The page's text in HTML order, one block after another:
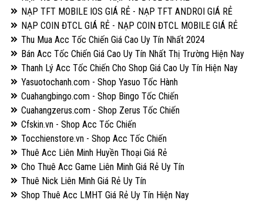
NẠP TFT MOBILE IOS GIÁ RẺ - NẠP TFT ANDROI GIÁ RẺ
NẠP COIN ĐTCL GIÁ RẺ - NẠP COIN ĐTCL MOBILE GIÁ RẺ
Thu Mua Acc Tốc Chiến Giá Cao Uy Tín Nhất 2024
Bán Acc Tốc Chiến Giá Cao Uy Tín Nhất Thị Trường Hiện Nay
Thanh Lý Acc Tốc Chiến Cho Shop Giá Cao Uy Tín Hiện Nay
Yasuotochanh.com - Shop Yasuo Tốc Hành
Cuahangbingo.com - Shop Bingo Tốc Chiến
Cuahangzerus.com - Shop Zerus Tốc Chiến
Cfskin.vn - Shop Acc Tốc Chiến
Tocchienstore.vn - Shop Acc Tốc Chiến
Thuê Acc Liên Minh Huyền Thoại Giá Rẻ
Cho Thuê Acc Game Liên Minh Giá Rẻ Uy Tín
Thuê Nick Liên Minh Giá Rẻ Uy Tín
Shop Thuê Acc LMHT Giá Rẻ Uy Tín Hiện Nay